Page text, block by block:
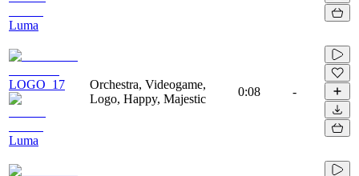
Luma
LOGO_17
Luma
Orchestra, Videogame,
Logo, Happy, Majestic
0:08 -